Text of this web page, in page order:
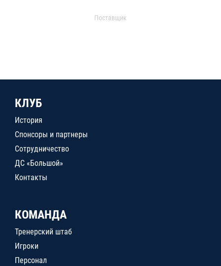
Поставщик
КЛУБ
История
Спонсоры и партнеры
Сотрудничество
ДС «Большой»
Контакты
КОМАНДА
Тренерский штаб
Игроки
Персонал